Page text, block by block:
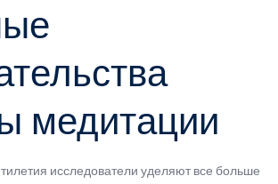
медитации
исследователи уделяют все больше